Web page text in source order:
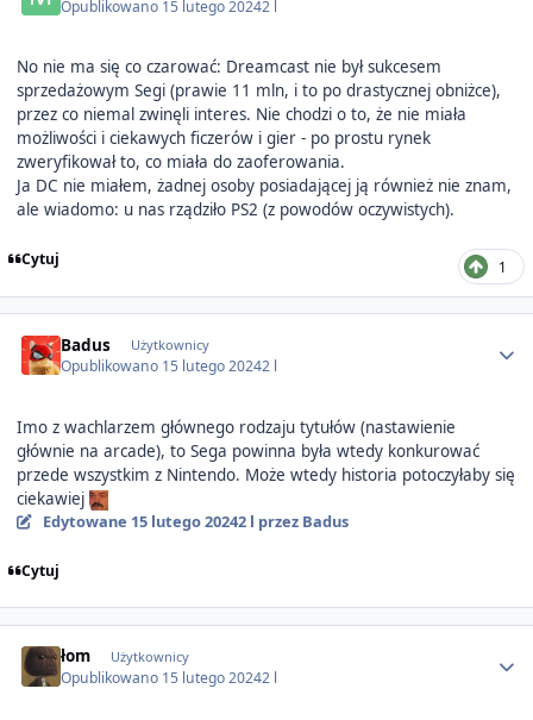
Opublikowano 15 lutego 20242 l
No nie ma się co czarować: Dreamcast nie był sukcesem
sprzedażowym Segi (prawie 11 mln, i to po drastycznej obniżce),
przez co niemal zwinęli interes. Nie chodzi o to, że nie miała
możliwości i ciekawych ficzerów i gier - po prostu rynek
zweryfikował to, co miała do zaoferowania.
Ja DC nie miałem, żadnej osoby posiadającej ją również nie znam,
ale wiadomo: u nas rządziło PS2 (z powodów oczywistych).
Cytuj 1
Badus Użytkownicy
Opublikowano 15 lutego 20242 l
Imo z wachlarzem głównego rodzaju tytułów (nastawienie
głównie na arcade), to Sega powinna była wtedy konkurować
przede wszystkim z Nintendo. Może wtedy historia potoczyłaby się
ciekawiej
Edytowane 15 lutego 20242 l przez Badus
Cytuj
łom Użytkownicy
Opublikowano 15 lutego 20242 l